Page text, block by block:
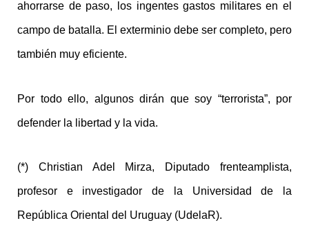
ahorrarse de paso, los ingentes gastos militares en el
campo de batalla. El exterminio debe ser completo, pero
también muy eficiente.
Por todo ello, algunos dirán que soy “terrorista”, por
defender la libertad y la vida.
(*) Christian Adel Mirza, Diputado frenteamplista,
profesor e investigador de la Universidad de la
República Oriental del Uruguay (UdelaR).